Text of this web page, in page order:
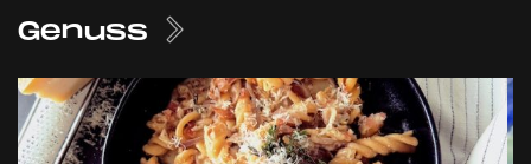
Genuss